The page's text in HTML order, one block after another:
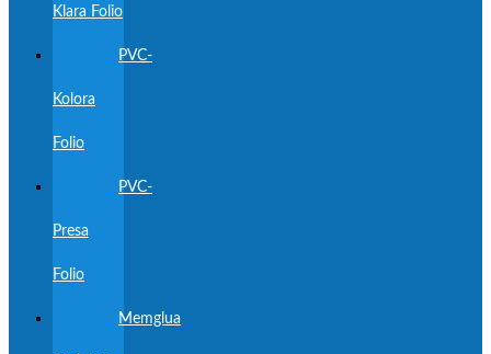
Klara Folio
PVC-
Kolora
Folio
PVC-
Presa
Folio
Memglua